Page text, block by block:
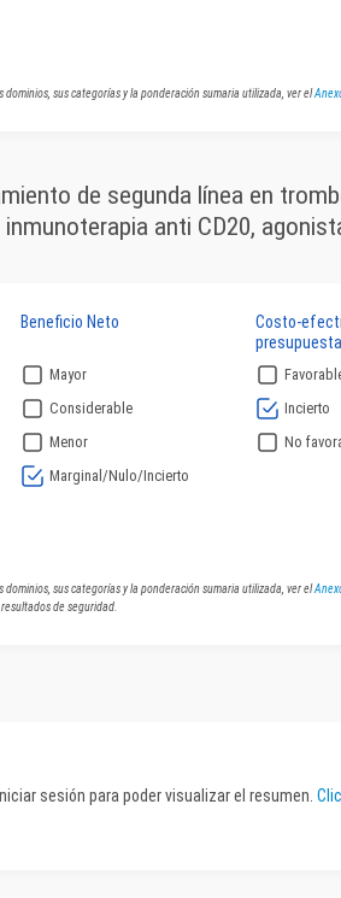
dominios, sus categorías y la ponderación sumaria utilizada, ver el
de segunda línea en
anti CD20,
Beneficio Neto
Mayor
Considerable
Menor
Marginal/Nulo/Incierto
Costo-
Incierto
No
dominios, sus categorías y la ponderación sumaria utilizada, ver el
de seguridad.
sesión para poder visualizar el resumen.